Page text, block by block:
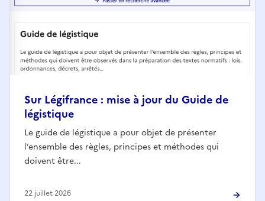
Sur Légifrance : mise à jour du Guide de
légistique
Le guide de légistique a pour objet de présenter
l’ensemble des règles, principes et méthodes qui
doivent être...
22 juillet 2026